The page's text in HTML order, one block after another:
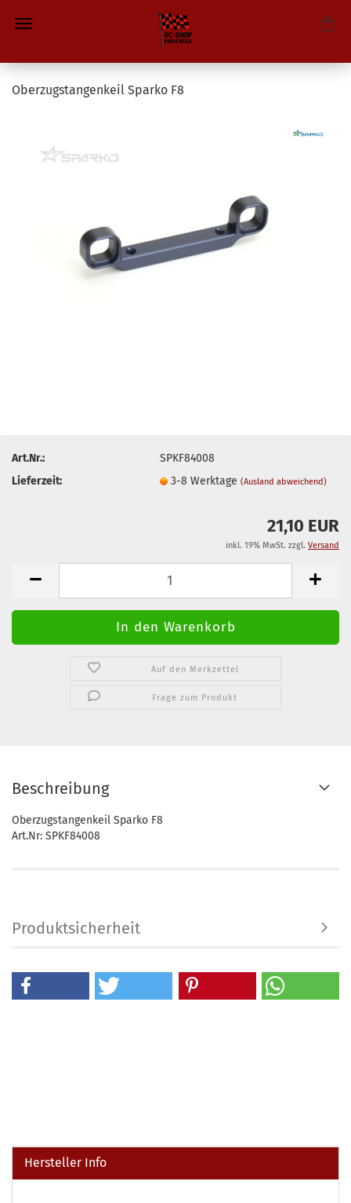
Oberzugstangenkeil Sparko F8
Art.Nr.:
SPKF84008
Lieferzeit:
3-8 Werktage(Ausland abweichend)
21,10 EUR
inkl. 19% MwSt. zzgl. Versand
Auf den Merkzettel
Frage zum Produkt
Beschreibung
Oberzugstangenkeil Sparko F8
Art.Nr: SPKF84008
Produktsicherheit
Hersteller Info